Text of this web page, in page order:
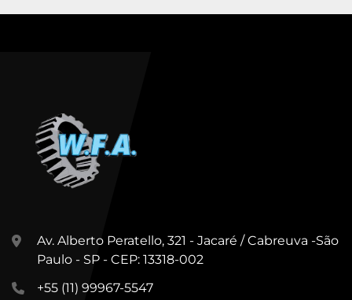
Av. Alberto Peratello, 321 - Jacaré / Cabreuva -São
Paulo - SP - CEP: 13318-002
+55 (11) 99967-5547